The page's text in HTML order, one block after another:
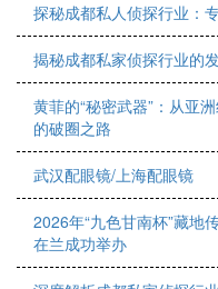
探秘成都私人侦探行业：
揭秘成都私家侦探行业的
黄菲的“秘密武器”：从亚
的破圈之路
武汉配眼镜/上海配眼镜
2026年“九色甘南杯”藏地
在兰成功举办